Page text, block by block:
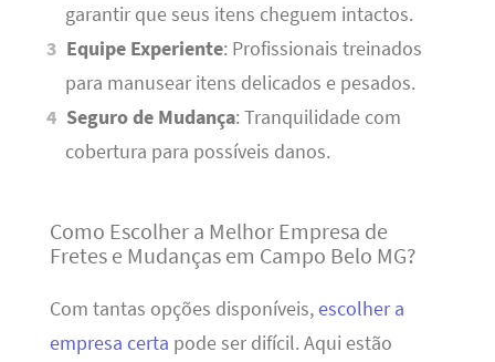
garantir que seus itens cheguem intactos.
Equipe Experiente: Profissionais treinados
para manusear itens delicados e pesados.
Seguro de Mudança: Tranquilidade com
cobertura para possíveis danos.
Como Escolher a Melhor Empresa de
Fretes e Mudanças em Campo Belo MG?
Com tantas opções disponíveis,escolher a
empresa certa pode ser difícil. Aqui estão